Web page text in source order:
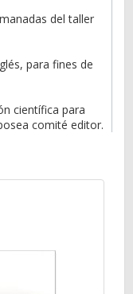
del taller
para fines de
científica para
comité editor.